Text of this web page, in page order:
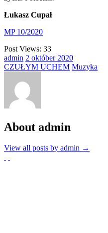
Łukasz Cupał
MP 10/2020
Post Views: 33
admin 2 október 2020
CZUŁYM UCHEM Muzyka
About admin
View all posts by admin →